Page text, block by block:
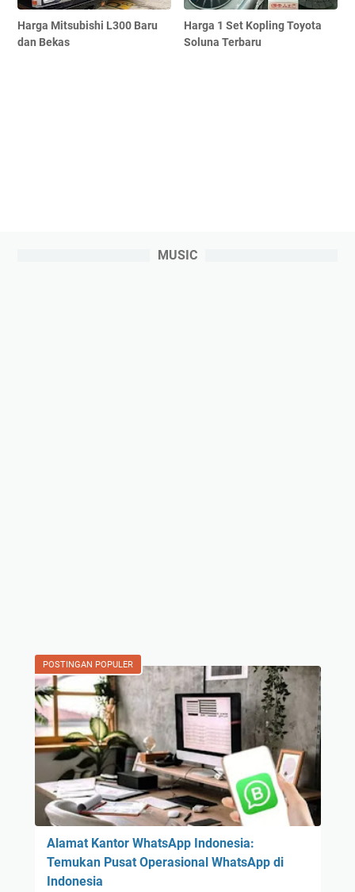
Harga Mitsubishi L300 Baru
dan Bekas
Harga 1 Set Kopling Toyota
Soluna Terbaru
MUSIC
POSTINGAN POPULER
Alamat Kantor WhatsApp Indonesia:
Temukan Pusat Operasional WhatsApp di
Indonesia